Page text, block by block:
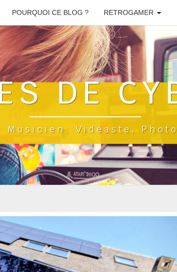
POURQUOI CE BLOG ? RETROGAMER
DE
Musicien, Vidéaste,